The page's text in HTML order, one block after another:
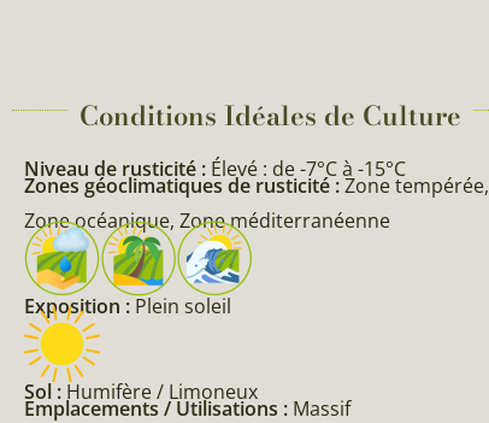
Conditions Idéales de Culture
Niveau de rusticité : Élevé : de -7°C à -15°C
Zones géoclimatiques de rusticité :Zone tempérée,
Zone océanique, Zone méditerranéenne
Exposition : Plein soleil
Sol : Humifère / Limoneux
Emplacements / Utilisations : Massif